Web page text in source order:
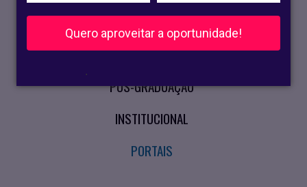
Quero aproveitar a oportunidade!
.
VESTIBULAR
CURSOS PRESENCIAIS
PÓS-GRADUAÇÃO
INSTITUCIONAL
PORTAIS